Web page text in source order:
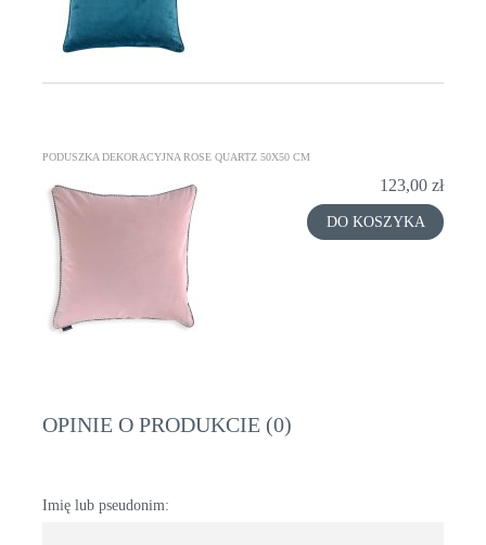
PODUSZKA DEKORACYJNA ROSE QUARTZ 50X50 CM
123,00 zł
DO KOSZYKA
OPINIE O PRODUKCIE (0)
Imię lub pseudonim: